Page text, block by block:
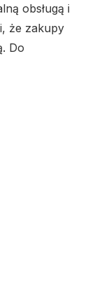
obsługą i
że zakupy
Do